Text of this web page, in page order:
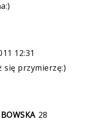
12:31
się przymierzę:)
28